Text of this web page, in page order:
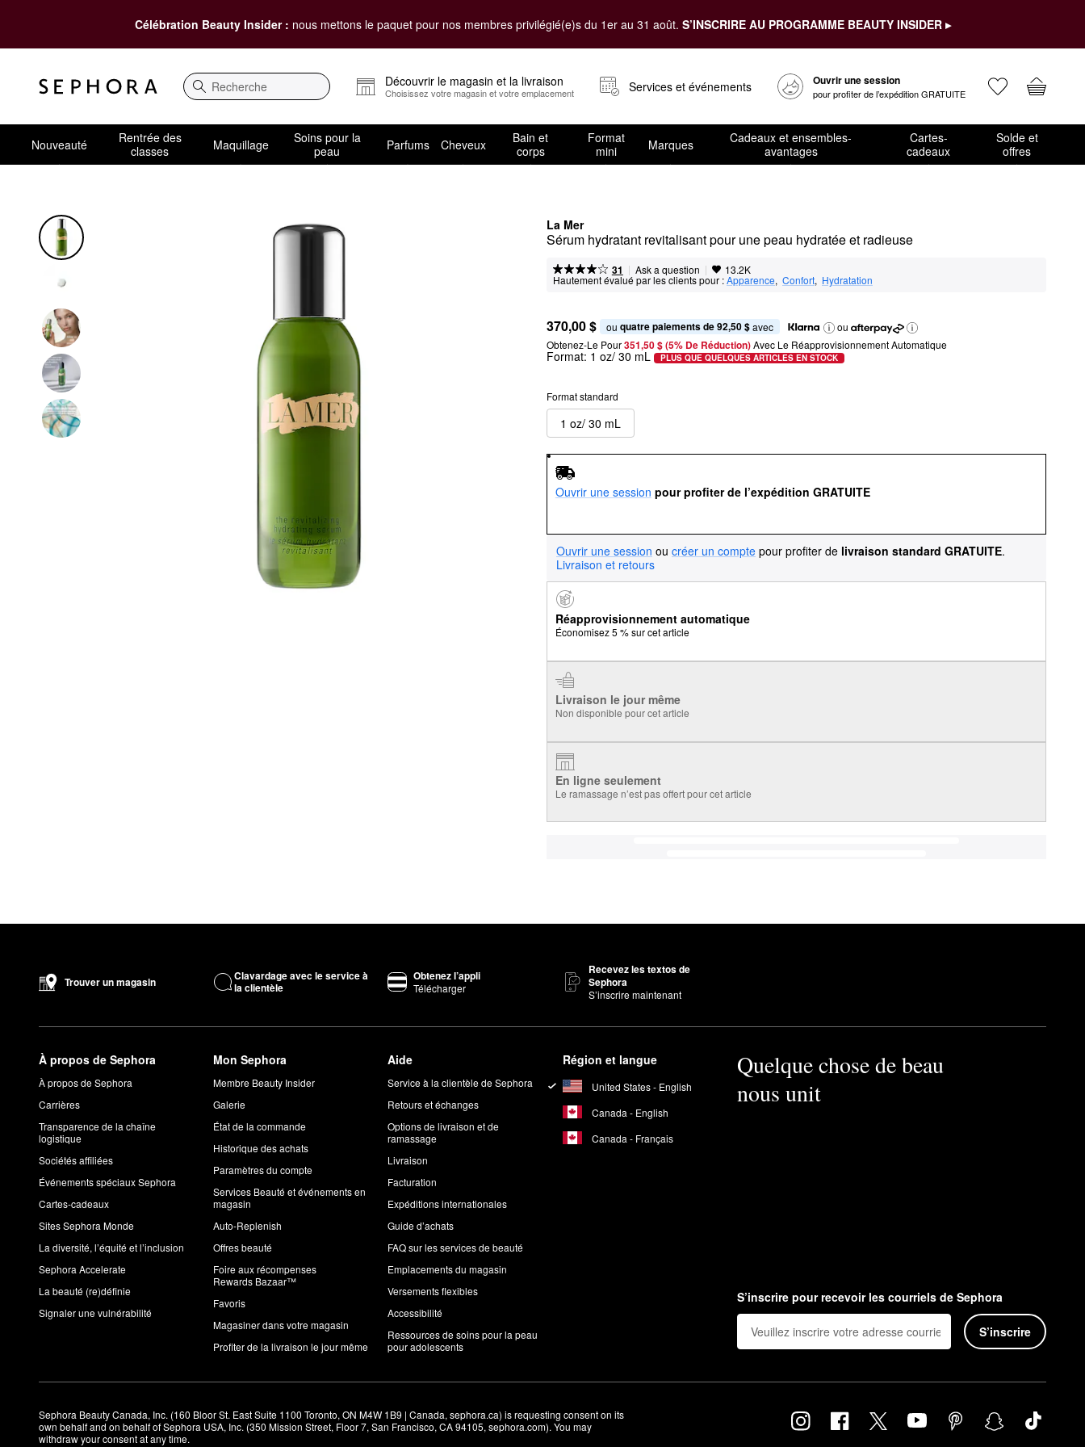
Célébration Beauty Insider : nous mettons le paquet pour nos membres privilégié(e)s du 1er au 31 août. S’INSCRIRE AU PROGRAMME BEAUTY INSIDER ▸
Recherche
Découvrir le magasin et la livraison
Choisissez votre magasin et votre emplacement Services et événements Ouvrir une session
pour profiter de l’expédition GRATUITE
Nouveauté
Rentrée des
classes
Maquillage
Soins pour la
peau
Parfums Cheveux
Bain et
corps
Format
mini
Marques
Cadeaux et ensembles-
avantages
Cartes-
cadeaux
Solde et
offres
La Mer
Sérum hydratant revitalisant pour une peau hydratée et radieuse
31 | Ask a question | 13.2K
Hautement évalué par les clients pour :Apparence, Confort, Hydratation
370,00 $ ou quatre paiements de 92,50 $ avec
ou
Obtenez-Le Pour351,50 $ (5% De Réduction) Avec Le Réapprovisionnement Automatique
Format: 1 oz/ 30 mL PLUS QUE QUELQUES ARTICLES EN STOCK
Format standard
1 oz/ 30 mL
Ouvrir une session pour profiter de l’expédition GRATUITE
Ouvrir une session ou créer un compte pour profiter de livraison standard GRATUITE.
Livraison et retours
Réapprovisionnement automatique
Économisez 5 % sur cet article
Livraison le jour même
Non disponible pour cet article
En ligne seulement
Le ramassage n’est pas offert pour cet article
Trouver un magasin
Clavardage avec le service à
la clientèle
Obtenez l’appli
Télécharger
Recevez les textos de
Sephora
S’inscrire maintenant
À propos de Sephora
À propos de Sephora
Carrières
Transparence de la chaîne
logistique
Sociétés affiliées
Événements spéciaux Sephora
Cartes-cadeaux
Sites Sephora Monde
La diversité, l’équité et l’inclusion
Sephora Accelerate
La beauté (re)définie
Signaler une vulnérabilité
Mon Sephora
Membre Beauty Insider
Galerie
État de la commande
Historique des achats
Paramètres du compte
Services Beauté et événements en
magasin
Auto-Replenish
Offres beauté
Foire aux récompenses
Rewards Bazaar™
Favoris
Magasiner dans votre magasin
Profiter de la livraison le jour même
Aide
Service à la clientèle de Sephora
Retours et échanges
Options de livraison et de
ramassage
Livraison
Facturation
Expéditions internationales
Guide d’achats
FAQ sur les services de beauté
Emplacements du magasin
Versements flexibles
Accessibilité
Ressources de soins pour la peau
pour adolescents
Région et langue
United States - English
Canada - English
Canada - Français
Quelque chose de beau
nous unit
S’inscrire pour recevoir les courriels de Sephora
S’inscrire
Sephora Beauty Canada, Inc. (160 Bloor St. East Suite 1100 Toronto, ON M4W 1B9 | Canada, sephora.ca) is requesting consent on its
own behalf and on behalf of Sephora USA, Inc. (350 Mission Street, Floor 7, San Francisco, CA 94105, sephora.com). You may
withdraw your consent at any time.